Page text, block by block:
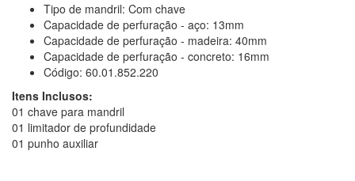
Tipo de mandril: Com chave
Capacidade de perfuração - aço: 13mm
Capacidade de perfuração - madeira: 40mm
Capacidade de perfuração - concreto: 16mm
Código: 60.01.852.220
Itens Inclusos:
01 chave para mandril
01 limitador de profundidade
01 punho auxiliar